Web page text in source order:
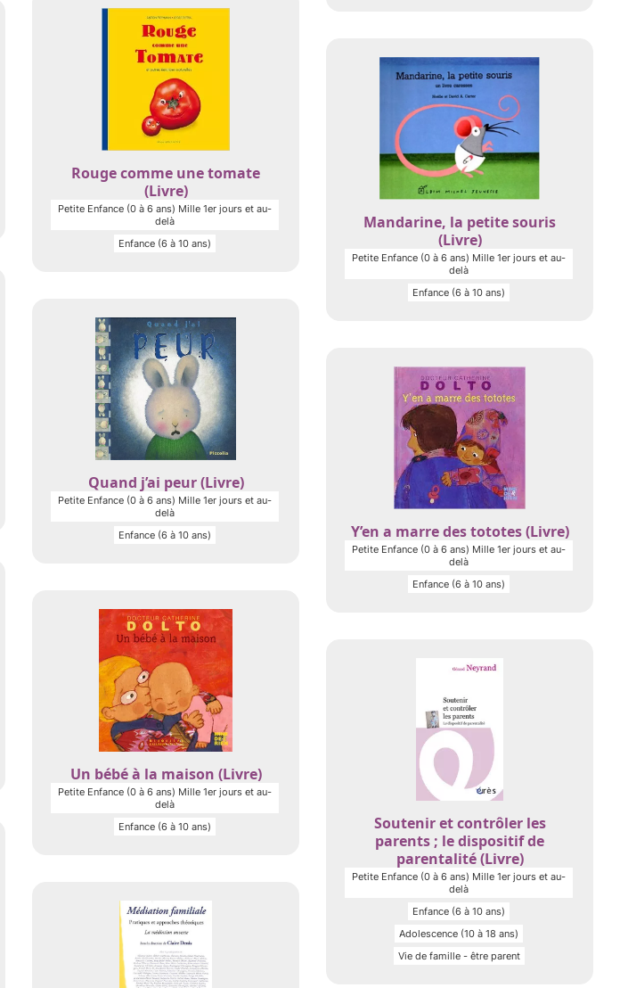
Rouge comme une tomate
(Livre)
Petite Enfance (0 à 6 ans) Mille 1er jours et au-
delà
Enfance (6 à 10 ans)
Mandarine, la petite souris
(Livre)
Petite Enfance (0 à 6 ans) Mille 1er jours et au-
delà
Enfance (6 à 10 ans)
Quand j’ai peur (Livre)
Petite Enfance (0 à 6 ans) Mille 1er jours et au-
delà
Enfance (6 à 10 ans)
Y’en a marre des tototes (Livre)
Petite Enfance (0 à 6 ans) Mille 1er jours et au-
delà
Enfance (6 à 10 ans)
Un bébé à la maison (Livre)
Petite Enfance (0 à 6 ans) Mille 1er jours et au-
delà
Enfance (6 à 10 ans)
Soutenir et contrôler les
parents ; le dispositif de
parentalité (Livre)
Petite Enfance (0 à 6 ans) Mille 1er jours et au-
delà
Enfance (6 à 10 ans)
Adolescence (10 à 18 ans)
Vie de famille - être parent